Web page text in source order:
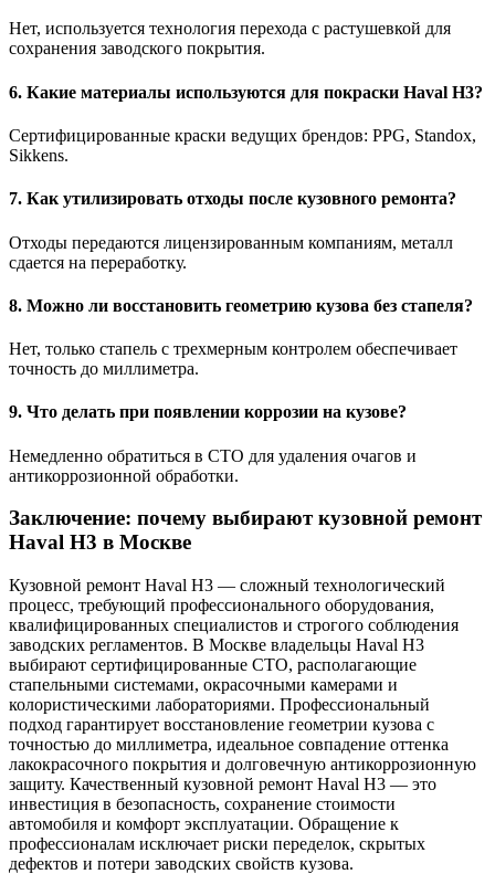
Нет, используется технология перехода с растушевкой для
сохранения заводского покрытия.
6. Какие материалы используются для покраски Haval H3?
Сертифицированные краски ведущих брендов: PPG, Standox,
Sikkens.
7. Как утилизировать отходы после кузовного ремонта?
Отходы передаются лицензированным компаниям, металл
сдается на переработку.
8. Можно ли восстановить геометрию кузова без стапеля?
Нет, только стапель с трехмерным контролем обеспечивает
точность до миллиметра.
9. Что делать при появлении коррозии на кузове?
Немедленно обратиться в СТО для удаления очагов и
антикоррозионной обработки.
Заключение: почему выбирают кузовной ремонт
Haval H3 в Москве
Кузовной ремонт Haval H3 — сложный технологический
процесс, требующий профессионального оборудования,
квалифицированных специалистов и строгого соблюдения
заводских регламентов. В Москве владельцы Haval H3
выбирают сертифицированные СТО, располагающие
стапельными системами, окрасочными камерами и
колористическими лабораториями. Профессиональный
подход гарантирует восстановление геометрии кузова с
точностью до миллиметра, идеальное совпадение оттенка
лакокрасочного покрытия и долговечную антикоррозионную
защиту. Качественный кузовной ремонт Haval H3 — это
инвестиция в безопасность, сохранение стоимости
автомобиля и комфорт эксплуатации. Обращение к
профессионалам исключает риски переделок, скрытых
дефектов и потери заводских свойств кузова.